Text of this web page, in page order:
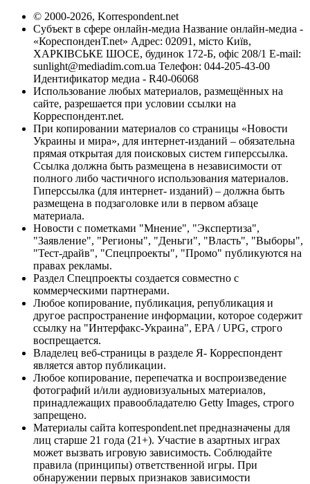
© 2000-2026, Korrespondent.net
Субъект в сфере онлайн-медиа Название онлайн-медиа -
«КореспонденТ.net» Адрес: 02091, місто Київ,
ХАРКІВСЬКЕ ШОСЕ, будинок 172-Б, офіс 208/1 E-mail:
sunlight@mediadim.com.ua Телефон: 044-205-43-00
Идентификатор медиа - R40-06068
Использование любых материалов, размещённых на
сайте, разрешается при условии ссылки на
Корреспондент.net.
При копировании материалов со страницы «Новости
Украины и мира», для интернет-изданий – обязательна
прямая открытая для поисковых систем гиперссылка.
Ссылка должна быть размещена в независимости от
полного либо частичного использования материалов.
Гиперссылка (для интернет- изданий) – должна быть
размещена в подзаголовке или в первом абзаце
материала.
Новости с пометками "Мнение", "Экспертиза",
"Заявление", "Регионы", "Деньги", "Власть", "Выборы",
"Тест-драйв", "Спецпроекты", "Промо" публикуются на
правах рекламы.
Раздел Спецпроекты создается совместно с
коммерческими партнерами.
Любое копирование, публикация, републикация и
другое распространение информации, которое содержит
ссылку на "Интерфакс-Украина", EPA / UPG, строго
воспрещается.
Владелец веб-страницы в разделе Я- Корреспондент
является автор публикации.
Любое копирование, перепечатка и воспроизведение
фотографий и/или аудиовизуальных материалов,
принадлежащих правообладателю Getty Images, строго
запрещено.
Материалы сайта korrespondent.net предназначены для
лиц старше 21 года (21+). Участие в азартных играх
может вызвать игровую зависимость. Соблюдайте
правила (принципы) ответственной игры. При
обнаружении первых признаков зависимости